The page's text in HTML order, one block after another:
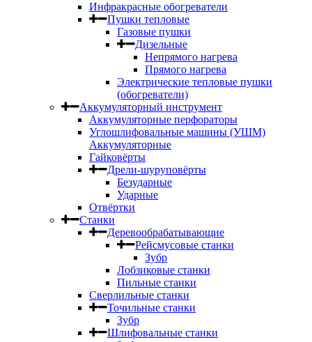
Инфракрасные обогреватели
Пушки тепловые
Газовые пушки
Дизельные
Непрямого нагрева
Прямого нагрева
Электрические тепловые пушки
(обогреватели)
Аккумуляторный инструмент
Аккумуляторные перфораторы
Углошлифовальные машины (УШМ)
Аккумуляторные
Гайковёрты
Дрели-шуруповёрты
Безударные
Ударные
Отвёртки
Станки
Деревообрабатывающие
Рейсмусовые станки
Зубр
Лобзиковые станки
Пильные станки
Сверлильные станки
Точильные станки
Зубр
Шлифовальные станки